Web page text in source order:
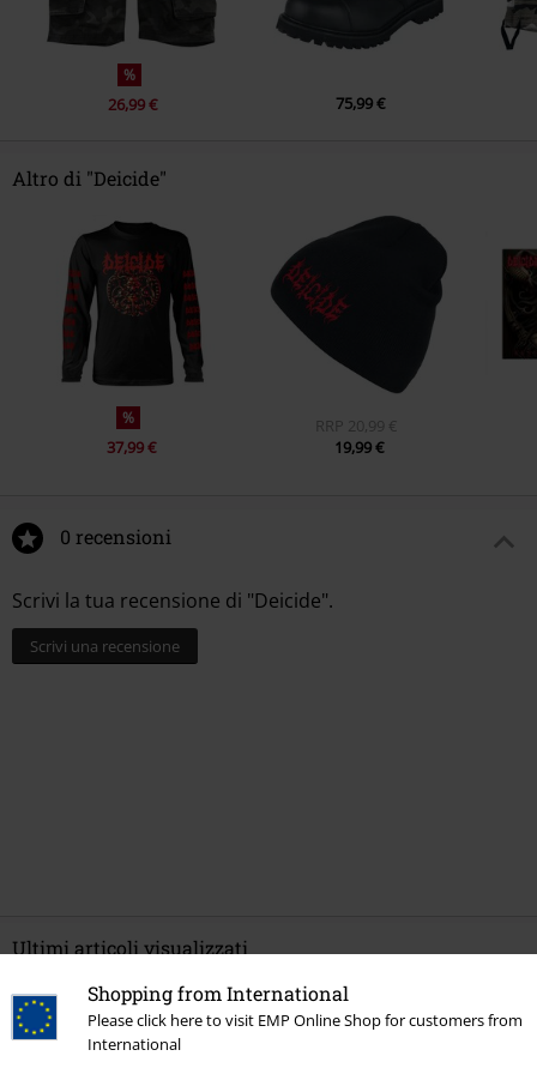
Shopping from International
Please click here to visit EMP Online Shop for customers from
International
%
26,99 € 75,99 €
Altro di "Deicide"
%
37,99 €
RRP 20,99 €
19,99 €
0 recensioni
Scrivi la tua recensione di "Deicide".
Scrivi una recensione
Ultimi articoli visualizzati